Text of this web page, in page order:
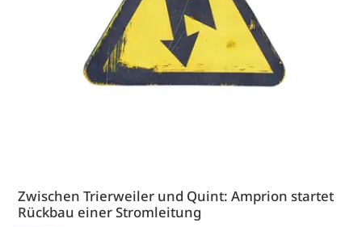
Zwischen Trierweiler und Quint: Amprion startet
Rückbau einer Stromleitung